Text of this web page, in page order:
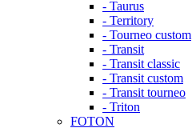
- Taurus
- Territory
- Tourneo custom
- Transit
- Transit classic
- Transit custom
- Transit tourneo
- Triton
FOTON